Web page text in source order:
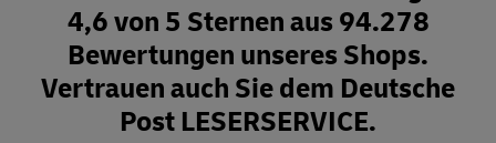
4,6 von 5 Sternen aus 94.278
Bewertungen unseres Shops.
Vertrauen auch Sie dem Deutsche
Post LESERSERVICE.